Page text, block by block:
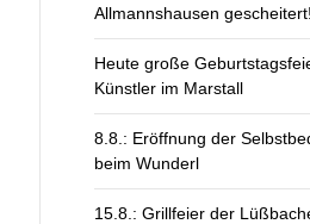
Allmannshausen gescheitert!
Heute große
Künstler im Marstall
8.8.: Eröffnung der
beim Wunderl
15.8.: Grillfeier der